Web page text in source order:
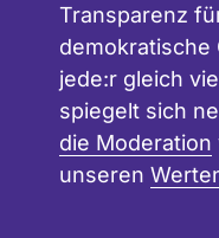
Transparenz
demokratische
jede:r gleich
spiegelt sich
die Moderation
unseren